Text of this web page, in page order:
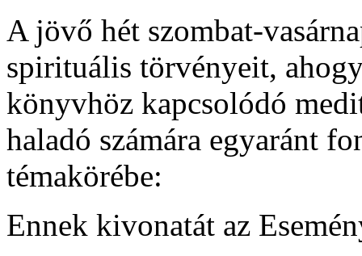
A jövő hét szombat-
spirituális törvényeit,
könyvhöz kapcsolódó
haladó számára egyaránt
témakörébe:
Ennek kivonatát az